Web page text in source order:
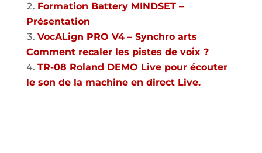
Formation Battery MINDSET –
Présentation
VocALign PRO V4 – Synchro arts
Comment recaler les pistes de voix ?
TR-08 Roland DEMO Live pour écouter
le son de la machine en direct Live.